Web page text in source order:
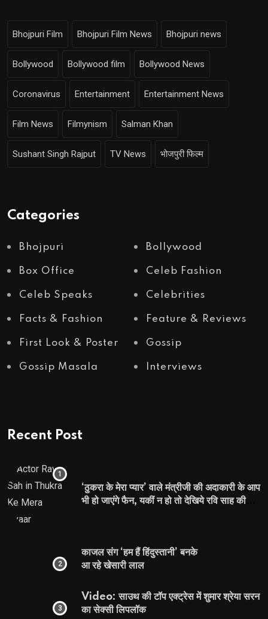
Bhojpuri Film Bhojpuri Film News Bhojpuri news
Bollywood Bollywood film Bollywood News
Coronavirus Entertainment Entertainment News
Film News Filmynism Salman Khan
Sushant Singh Rajput TV News भोजपुरी फिल्म
Categories
Bhojpuri Bollywood
Box Office Celeb Fashion
Celeb Speaks Celebrities
Facts & Fashion Feature & Reviews
First Look & Poster Gossip
Gossip Masala Interviews
Recent Post
‘ठुकरा के मेरा प्यार’ वाले मंत्रीजी की अदाकारी के आप
भी हो जाएंगे फैन, यकीं न हो तो देखिये रवि साह की
काजल संग ‘हम हैं हिंदुस्तानी’ बनके
आ रहे खेसारी लाल
Video: साउथ की टॉप एक्ट्रेस में शुमार श्रेया सरन
का सेक्सी लिपलॉक